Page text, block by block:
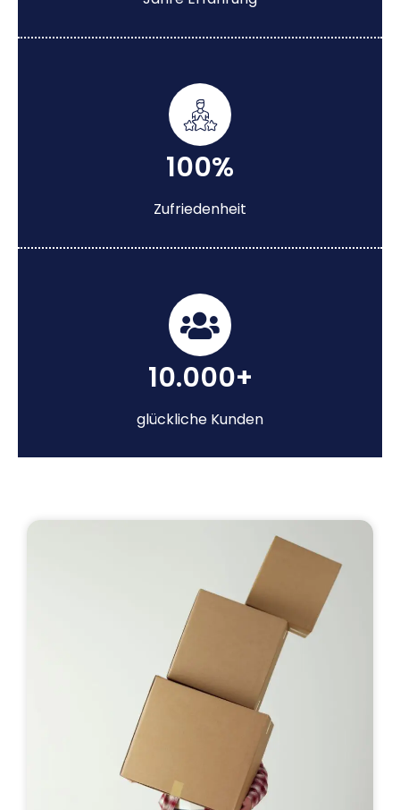
100%
Zufriedenheit
10.000+
glückliche Kunden